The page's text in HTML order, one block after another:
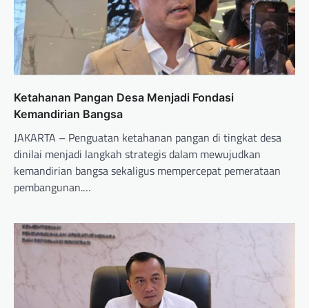
Ketahanan Pangan Desa Menjadi Fondasi
Kemandirian Bangsa
JAKARTA – Penguatan ketahanan pangan di tingkat desa
dinilai menjadi langkah strategis dalam mewujudkan
kemandirian bangsa sekaligus mempercepat pemerataan
pembangunan.…